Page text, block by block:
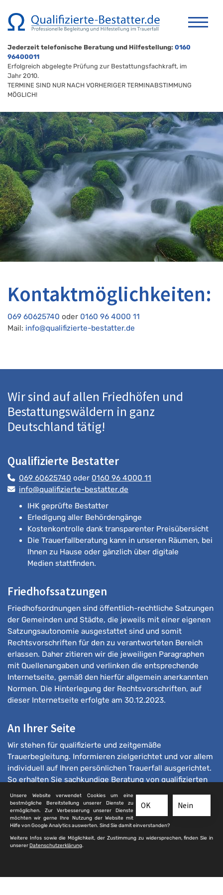
Jederzeit telefonische Beratung und Hilfestellung: 0160
96400011
Erfolgreich abgelegte Prüfung zur Bestattungsfachkraft, im
Jahr 2010.
TERMINE SIND NUR NACH VORHERIGER TERMINABSTIMMUNG
MÖGLICH!
Kontaktmöglichkeiten:
069 60625740 oder 0160 96 4000 11
Mail: info@qualifizierte-bestatter.de
Wir sind auf allen Friedhöfen und
Bestattungswäldern in ganz
Deutschland tätig!
Qualifizierte Bestatter
069 60625740 oder 0160 96 4000 11
info@qualifizierte-bestatter.de
IHK geprüfte Bestatter
Erledigung aller Behördengänge
Kostenkontrolle dank transparenter Preisübersicht
Die Trauerfallberatung kann in unseren Räumen, bei
Ihnen zu Hause oder gänzlich über digitale
Medien stattfinden.
Friedhofssatzungen
Friedhofsordnungen sind öffentlich-rechtliche Satzungen
der Gemeinden und Städte, die jeweils mit einer eigenen
Satzungsautonomie ausgestattet sind und somit
Rechtsvorschriften für den zu verantworteten Bereich
erlassen. Daher zitieren wir die jeweiligen Paragraphen
mit Quellenangaben und verlinken die entsprechende
Internetseite, gemäß den hierfür allgemein anerkannten
Normen. Die Hinterlegung der Rechtsvorschriften, auf
dieser Internetseite erfolgte am 30.12.2023.
An Ihrer Seite
Wir stehen für qualifizierte und zeitgemäße
Trauerbegleitung. Informieren zielgerichtet und vor allem
individuell auf Ihren persönlichen Trauerfall ausgerichtet.
So erhalten Sie sachkundige Beratung von qualifizierten
Bestattern.
Nein
OK
Unsere Website verwendet Cookies um eine
bestmögliche Bereitstellung unserer Dienste zu
ermöglichen. Zur Verbesserung unserer Dienste
möchten wir gerne Ihre Nutzung der Website mit
Hilfe von Google Analytics auswerten. Sind Sie damit einverstanden?
Weitere Infos sowie die Möglichkeit, der Zustimmung zu widersprechen, finden Sie in
unsererDatenschutzerklärung.